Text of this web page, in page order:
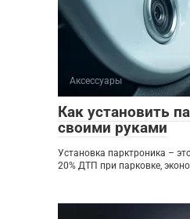
Аксессуары
Как установить
своими руками
Установка парктроника –
20% ДТП при парковке,